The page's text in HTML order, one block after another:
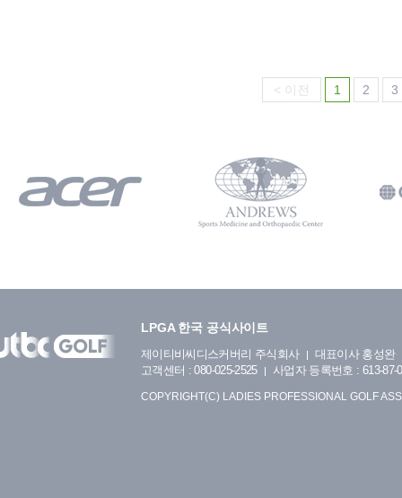
< 이전 1 2 3
LPGA 한국 공식사이트
제이티비씨디스커버리 주식회사
대표이사 홍성완
고객센터 : 080-025-2525
사업자 등록번호 : 613-87-
COPYRIGHT(C) LADIES PROFESSIONAL GOLF